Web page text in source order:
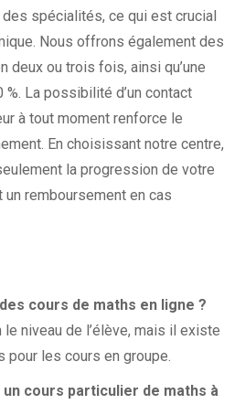
des spécialités, ce qui est crucial
Nous offrons également des
deux ou trois fois, ainsi qu’une
La possibilité d’un contact
à tout moment renforce le
En choisissant notre centre,
la progression de votre
remboursement en cas
cours de maths en ligne ?
niveau de l’élève, mais il existe
les cours en groupe.
cours particulier de maths à